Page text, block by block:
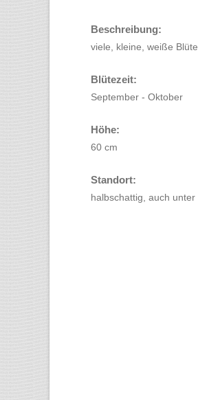
Beschreibung:
viele, kleine, weiße
Blütezeit:
September - Oktober
Höhe:
60 cm
Standort:
halbschattig, auch unter